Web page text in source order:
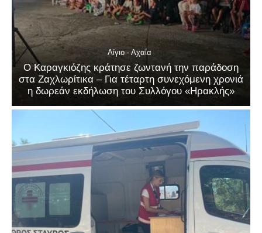
Αίγιο - Αχαΐα
Ο Καραγκιόζης κράτησε ζωντανή την παράδοση
στα Ζαχλωρίτικα – Για τέταρτη συνεχόμενη χρονιά
η δωρεάν εκδήλωση του Συλλόγου «Ηρακλής»